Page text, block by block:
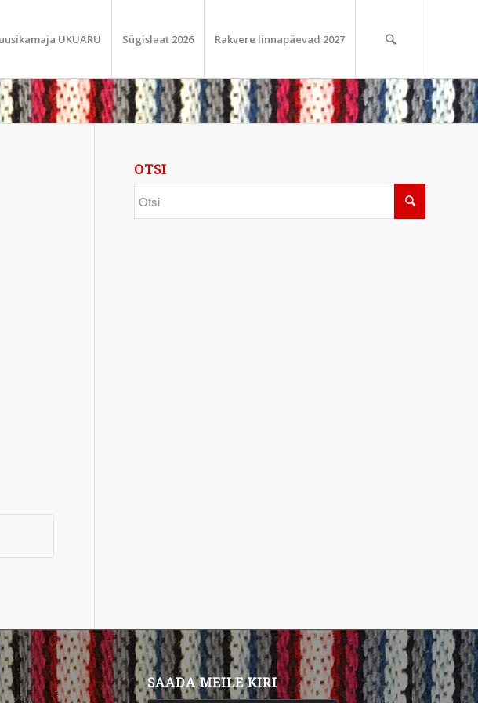
UKUARU Sügislaat 2026 Rakvere linnapäevad 2027
OTSI
SAADA MEILE KIRI